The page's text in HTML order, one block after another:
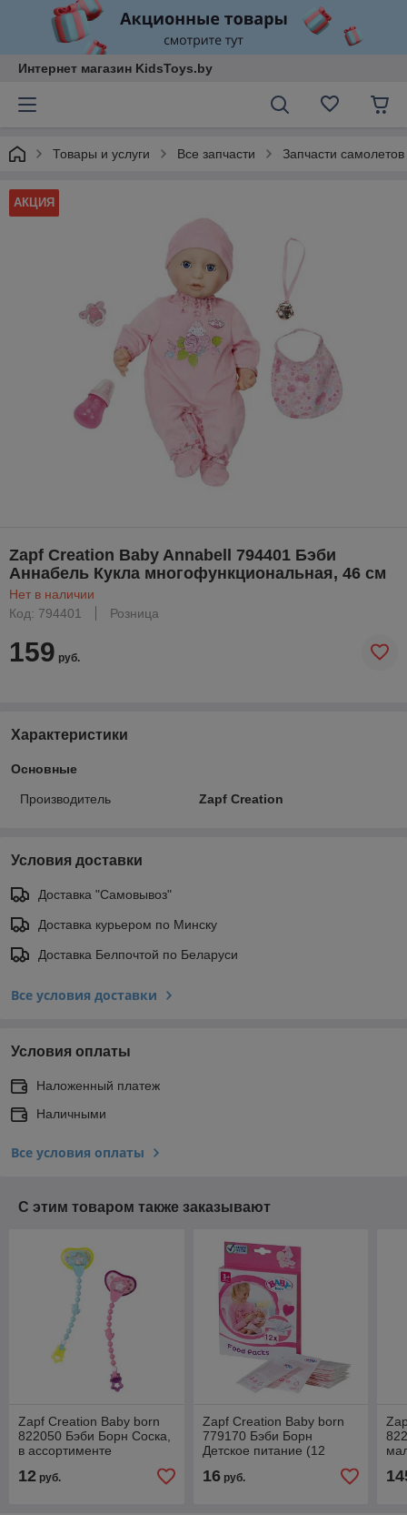
Интернет магазин KidsToys.by
Товары и услуги Все запчасти Запчасти самолетов
АКЦИЯ
Zapf Creation Baby Annabell 794401 Бэби
Аннабель Кукла многофункциональная, 46 см
Нет в наличии
Код: 794401
Розница
159 руб.
Характеристики
Основные
Производитель Zapf Creation
Условия доставки
Доставка "Самовывоз"
Доставка курьером по Минску
Доставка Белпочтой по Беларуси
Все условия доставки
Условия оплаты
Наложенный платеж
Наличными
Все условия оплаты
С этим товаром также заказывают
Zapf Creation Baby born
822050 Бэби Борн Соска,
в ассортименте
12 руб.
Zapf Creation Baby born
779170 Бэби Борн
Детское питание (12
16руб.